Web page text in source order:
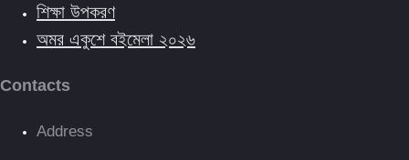
শিক্ষা উপকরণ
অমর একুশে বইমেলা ২০২৬
Contacts
Address